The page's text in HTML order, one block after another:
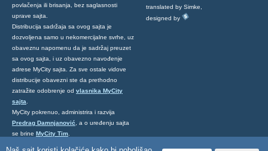
povlačenja ili brisanja, bez saglasnosti
uprave sajta.
Distribucija sadržaja sa ovog sajta je
dozvoljena samo u nekomercijalne svrhe, uz
obaveznu napomenu da je sadržaj preuzet
sa ovog sajta, i uz obavezno navođenje
adrese MyCity sajta. Za sve ostale vidove
distribucije obavezni ste da prethodno
zatražite odobrenje od vlasnika MyCity
sajta
MyCity pokrenuo, administrira i razvija
Predrag Damnjanović , a o uređenju sajta
se brine MyCity Tim
translated by Simke,
designed by